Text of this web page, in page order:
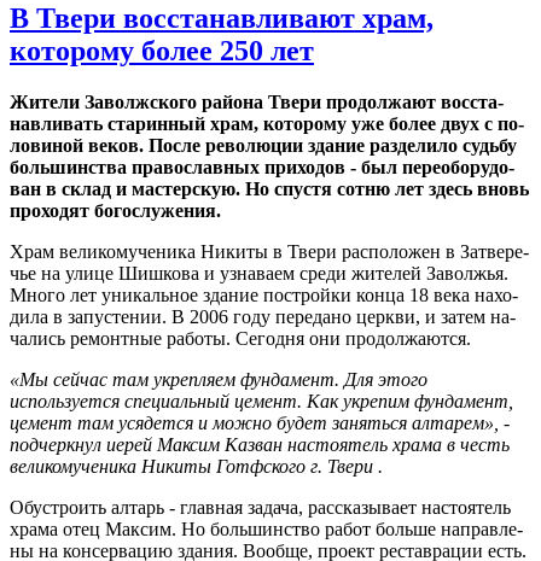
В Твери восстанавливают храм,
которому более 250 лет
Жи­те­ли За­волж­ско­го рай­о­на Твери про­дол­жа­ют вос­ста­
нав­ли­вать ста­рин­ный храм, ко­то­ро­му уже более двух с по­
ло­ви­ной веков. После ре­во­лю­ции зда­ние раз­де­ли­ло судь­бу
боль­шин­ства пра­во­слав­ных при­хо­дов - был пе­ре­обо­ру­до­
ван в склад и ма­стер­скую. Но спу­стя сотню лет здесь вновь
про­хо­дят бо­го­слу­же­ния.
Храм ве­ли­ко­му­че­ни­ка Ни­ки­ты в Твери рас­по­ло­жен в За­тве­ре­
чье на улице Шиш­ко­ва и узна­ва­ем среди жи­те­лей За­вол­жья.
Много лет уни­каль­ное зда­ние по­строй­ки конца 18 века на­хо­
ди­ла в за­пу­сте­нии. В 2006 году пе­ре­да­но церк­ви, и затем на­
ча­лись ре­монт­ные ра­бо­ты. Се­год­ня они про­дол­жа­ют­ся.
«Мы сей­час там укреп­ля­ем фун­да­мент. Для этого
используется спе­ци­аль­ный це­мент. Как укре­пим фун­да­мент,
це­мент там уся­дет­ся и можно будет за­нять­ся ал­та­рем», -
подчеркнул иерей Мак­сим Казван на­сто­я­тель храма в честь
ве­ли­ко­му­че­ни­ка Ни­ки­ты Готф­ско­го г. Твери .
Обу­стро­ить ал­тарь - глав­ная за­да­ча, рас­ска­зы­ва­ет на­сто­я­тель
храма отец Мак­сим. Но боль­шин­ство работ боль­ше на­прав­ле­
ны на кон­сер­ва­цию зда­ния. Во­об­ще, про­ект ре­став­ра­ции есть.